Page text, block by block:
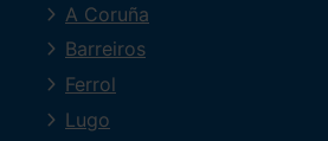
A Coruña
Barreiros
Ferrol
Lugo